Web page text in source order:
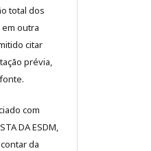
total dos
outra
citar
prévia,
com
DA ESDM,
da